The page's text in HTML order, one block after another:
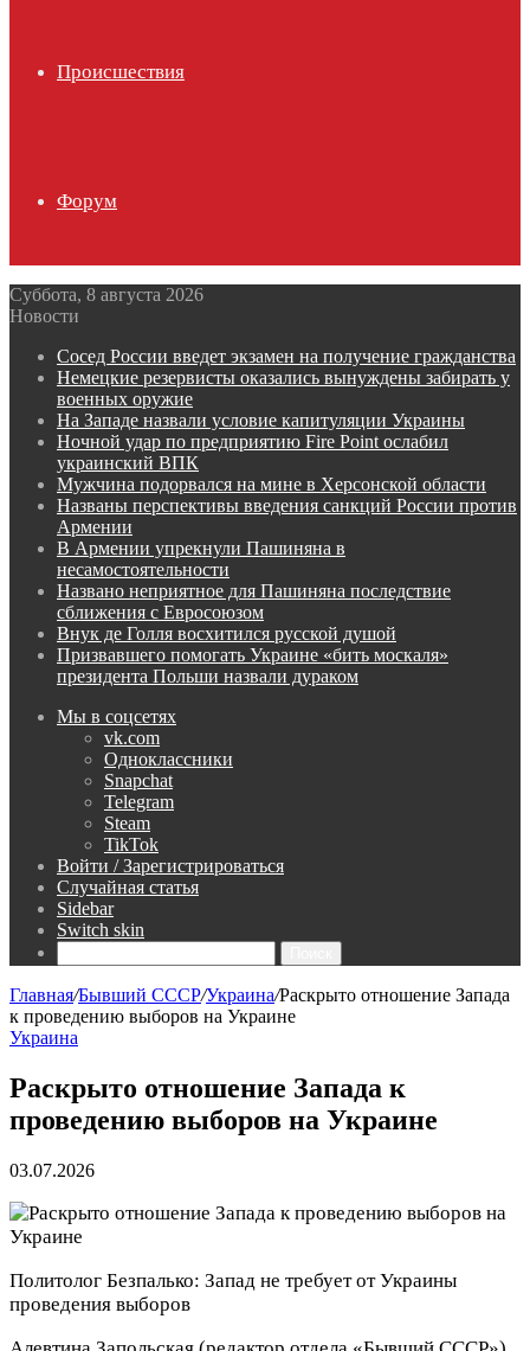
Происшествия
Форум
Суббота, 8 августа 2026
Новости
Сосед России введет экзамен на получение гражданства
Немецкие резервисты оказались вынуждены забирать у
военных оружие
На Западе назвали условие капитуляции Украины
Ночной удар по предприятию Fire Point ослабил
украинский ВПК
Мужчина подорвался на мине в Херсонской области
Названы перспективы введения санкций России против
Армении
В Армении упрекнули Пашиняна в
несамостоятельности
Названо неприятное для Пашиняна последствие
сближения с Евросоюзом
Внук де Голля восхитился русской душой
Призвавшего помогать Украине «бить москаля»
президента Польши назвали дураком
Мы в соцсетях
vk.com
Одноклассники
Snapchat
Telegram
Steam
TikTok
Войти / Зарегистрироваться
Случайная статья
Sidebar
Switch skin
Главная/Бывший СССР/Украина/Раскрыто отношение Запада
к проведению выборов на Украине
Украина
Раскрыто отношение Запада к
проведению выборов на Украине
03.07.2026
Политолог Безпалько: Запад не требует от Украины
проведения выборов